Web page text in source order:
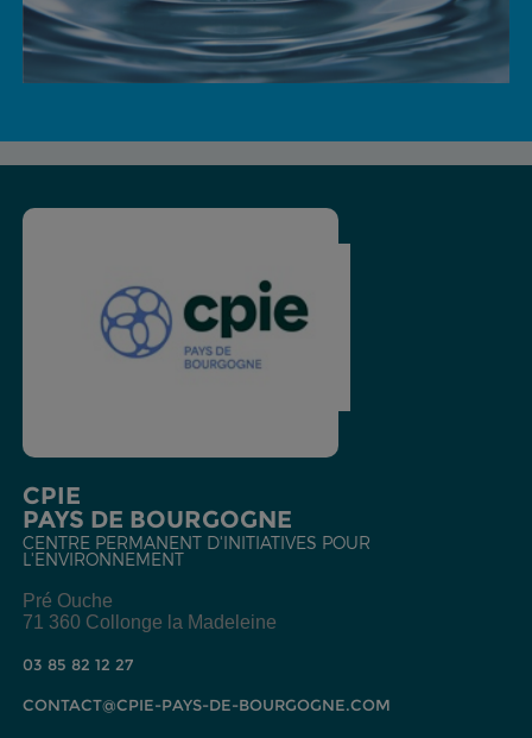
CPIE
PAYS DE BOURGOGNE
CENTRE PERMANENT D'INITIATIVES POUR
L'ENVIRONNEMENT
Pré Ouche
71 360 Collonge la Madeleine
03 85 82 12 27
CONTACT@CPIE-PAYS-DE-BOURGOGNE.COM